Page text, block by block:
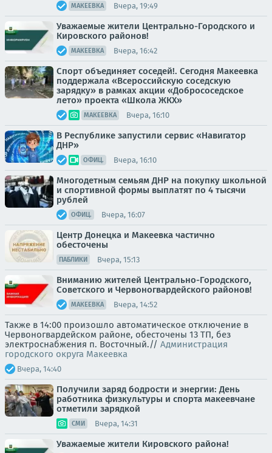
МАКЕЕВКА Вчера, 19:49
Уважаемые жители Центрально-Городского и
Кировского районов!
МАКЕЕВКА Вчера, 16:42
Спорт объединяет соседей!. Сегодня Макеевка
поддержала «Всероссийскую соседскую
зарядку» в рамках акции «Добрососедское
лето» проекта «Школа ЖКХ»
МАКЕЕВКА Вчера, 16:10
В Республике запустили сервис «Навигатор
ДНР»
ОФИЦ. Вчера, 16:10
Многодетным семьям ДНР на покупку школьной
и спортивной формы выплатят по 4 тысячи
рублей
ОФИЦ. Вчера, 16:07
Центр Донецка и Макеевка частично
обесточены
ПАБЛИКИ Вчера, 15:13
Вниманию жителей Центрально-Городского,
Советского и Червоногвардейского районов!
МАКЕЕВКА Вчера, 14:52
Также в 14:00 произошло автоматическое отключение в
Червоногвардейском районе, обесточены 13 ТП, без
электроснабжения п. Восточный.// Администрация
городского округа Макеевка
Вчера, 14:40
Получили заряд бодрости и энергии: День
работника физкультуры и спорта макеевчане
отметили зарядкой
СМИ Вчера, 14:31
Уважаемые жители Кировского района!